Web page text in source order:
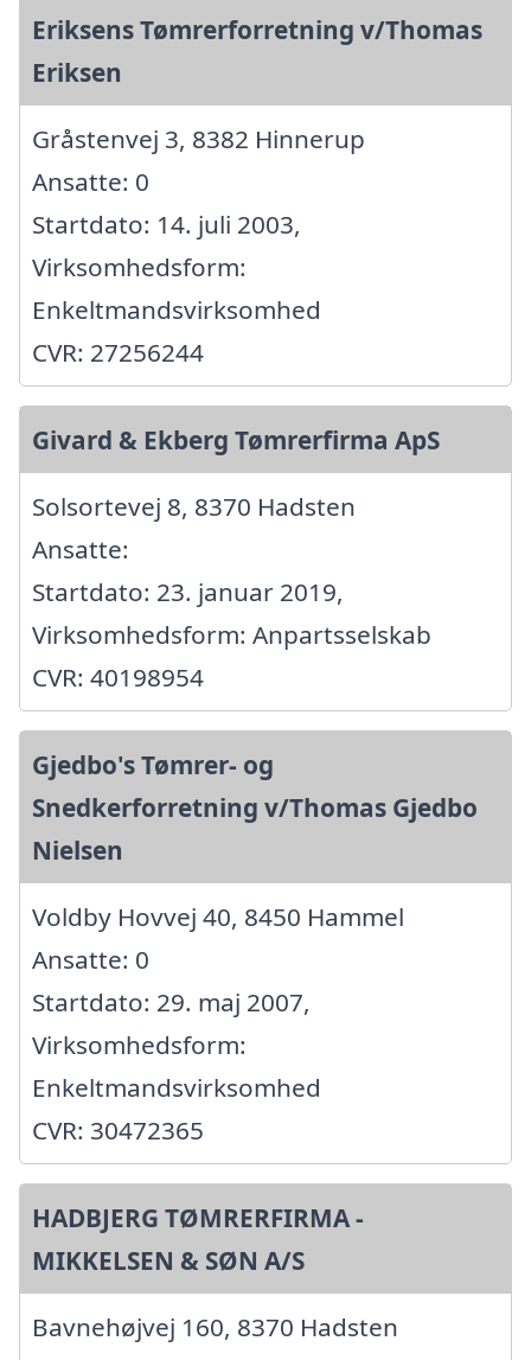
Eriksens Tømrerforretning v/Thomas
Eriksen
Gråstenvej 3, 8382 Hinnerup
Ansatte: 0
Startdato: 14. juli 2003,
Virksomhedsform:
Enkeltmandsvirksomhed
CVR: 27256244
Givard & Ekberg Tømrerfirma ApS
Solsortevej 8, 8370 Hadsten
Ansatte:
Startdato: 23. januar 2019,
Virksomhedsform: Anpartsselskab
CVR: 40198954
Gjedbo's Tømrer- og
Snedkerforretning v/Thomas Gjedbo
Nielsen
Voldby Hovvej 40, 8450 Hammel
Ansatte: 0
Startdato: 29. maj 2007,
Virksomhedsform:
Enkeltmandsvirksomhed
CVR: 30472365
HADBJERG TØMRERFIRMA -
MIKKELSEN & SØN A/S
Bavnehøjvej 160, 8370 Hadsten